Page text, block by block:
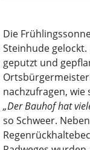
Die
Steinhude
geputzt und
nachzufragen,
„Der Bauhof hat
so Schweer.